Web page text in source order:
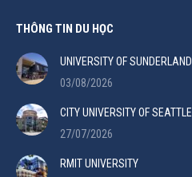
THÔNG TIN DU HỌC
UNIVERSITY OF SUNDERLAND
03/08/2026
CITY UNIVERSITY OF SEATTLE
27/07/2026
RMIT UNIVERSITY